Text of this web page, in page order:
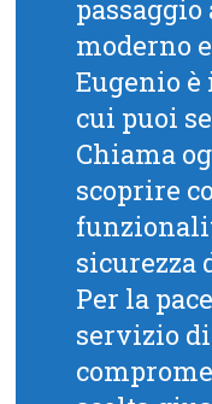
moderno
Eugenio
cui puoi
Chiama
scoprire
sicurezza
Per la
servizio